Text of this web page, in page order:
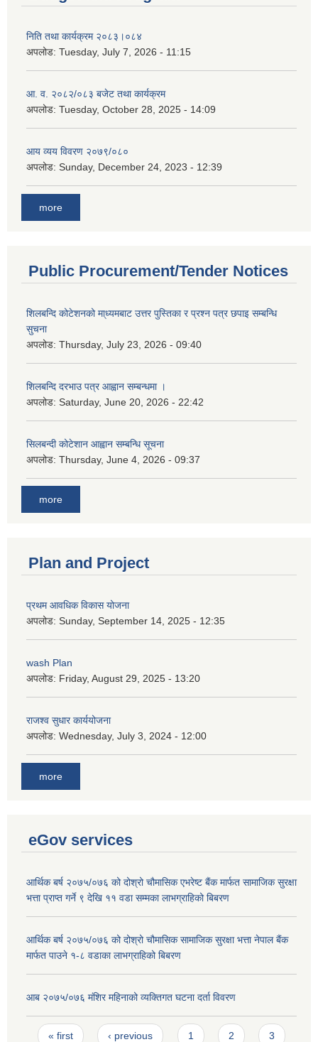
निति तथा कार्यक्रम २०८३।०८४
अपलोड: Tuesday, July 7, 2026 - 11:15
आ. व. २०८२/०८३ बजेट तथा कार्यक्रम
अपलोड: Tuesday, October 28, 2025 - 14:09
आय व्यय विवरण २०७९/०८०
अपलोड: Sunday, December 24, 2023 - 12:39
more
Public Procurement/Tender Notices
शिलबन्दि कोटेशनको मा्ध्यमबाट उत्तर पुस्तिका र प्रश्न पत्र छपाइ सम्बन्धि
सुचना
अपलोड: Thursday, July 23, 2026 - 09:40
शिलबन्दि दरभाउ पत्र आह्वान सम्बन्धमा ।
अपलोड: Saturday, June 20, 2026 - 22:42
सिलबन्दी कोटेशान आह्वान सम्बन्धि सूचना
अपलोड: Thursday, June 4, 2026 - 09:37
more
Plan and Project
प्रथम आवधिक विकास योजना
अपलोड: Sunday, September 14, 2025 - 12:35
wash Plan
अपलोड: Friday, August 29, 2025 - 13:20
राजश्व सुधार कार्ययोजना
अपलोड: Wednesday, July 3, 2024 - 12:00
more
eGov services
आर्थिक बर्ष २०७५/०७६ को दोश्रो चौमासिक एभरेष्ट बैंक मार्फत सामाजिक सुरक्षा
भत्ता प्राप्त गर्ने ९ देखि ११ वडा सम्मका लाभग्राहिको बिबरण
आर्थिक बर्ष २०७५/०७६ को दोश्रो चौमासिक सामाजिक सुरक्षा भत्ता नेपाल बैंक
मार्फत पाउने १-८ वडाका लाभग्राहिको बिबरण
आब २०७५/०७६ मंशिर महिनाको व्यक्तिगत घटना दर्ता विवरण
Pages
« first ‹ previous 1 2 3